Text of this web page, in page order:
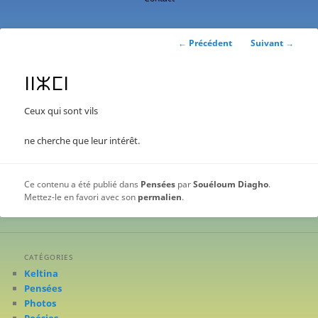
Navigation
← Précédent Suivant →
ⵏⵏⵣⵎⵏ
Ceux qui sont vils
ne cherche que leur intérêt.
Ce contenu a été publié dans Pensées parSouéloum Diagho.
Mettez-le en favori avec son permalien.
CATÉGORIES
Keltina
Pensées
Photos